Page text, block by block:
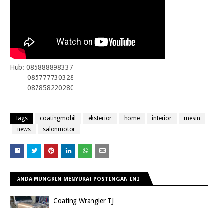
Hub: 085888898337
085777730328
087858220280
Tags coatingmobil eksterior home interior
mesin
news
salonmotor
ANDA MUNGKIN MENYUKAI POSTINGAN INI
Coating Wrangler TJ